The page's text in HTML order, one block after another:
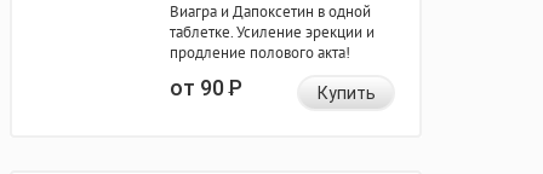
Виагра и Дапоксетин в одной
таблетке. Усиление эрекции и
продление полового акта!
от 90Р Купить